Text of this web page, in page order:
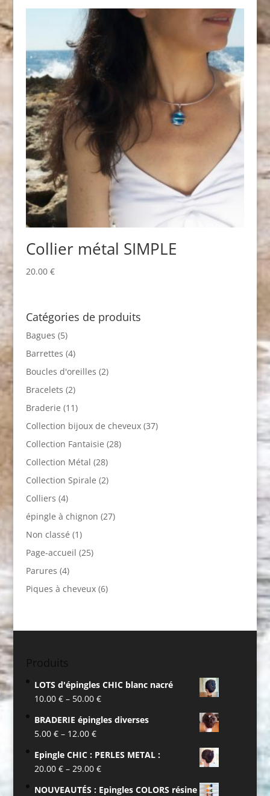
Collier métal SIMPLE
20.00 €
Catégories de produits
Bagues (5)
Barrettes (4)
Boucles d'oreilles (2)
Bracelets (2)
Braderie (11)
Collection bijoux de cheveux (37)
Collection Fantaisie (28)
Collection Métal (28)
Collection Spirale (2)
Colliers (4)
épingle à chignon (27)
Non classé (1)
Page-accueil (25)
Parures (4)
Piques à cheveux (6)
Produits
LOTS d'épingles CHIC blanc nacré
10.00 €– 50.00 €
BRADERIE épingles diverses
5.00 €– 12.00 €
Epingle CHIC : PERLES METAL :
20.00 €– 29.00 €
NOUVEAUTÉS : Epingles COLORS résine